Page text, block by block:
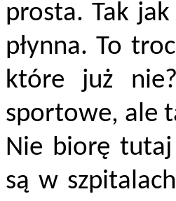
prosta. Tak
płynna. To
które już
sportowe, ale
Nie biorę tutaj
są w